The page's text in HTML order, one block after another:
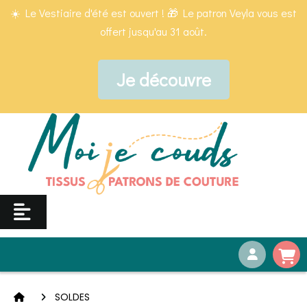
☀️ Le Vestiaire d'été est ouvert ! 🎁 Le patron Veyla vous est
offert jusqu'au 31 août.
Je découvre
SOLDES